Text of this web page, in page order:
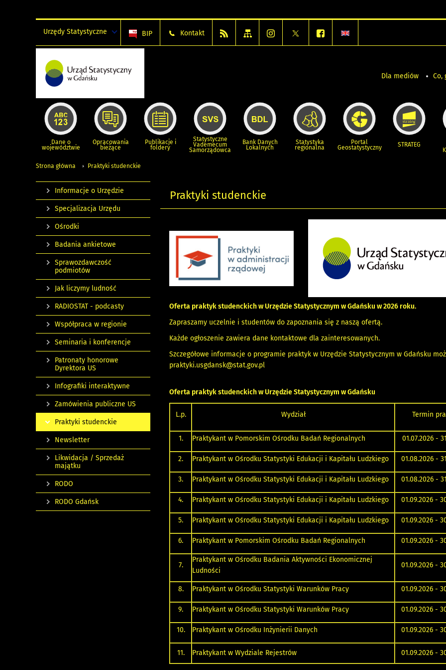
Urzędy Statystyczne BIP Kontakt
Dla mediów Co,
Dane o
województwie
Opracowania
bieżące
Publikacje i
foldery
Statystyczne
Vademecum
Samorządowca
Bank Danych
Lokalnych
Statystyka
regionalna
Portal
Geostatystyczny STRATEG
Strona główna Praktyki studenckie
Praktyki studenckie
Oferta praktyk studenckich w Urzędzie Statystycznym w Gdańsku w 2026 roku.
Zapraszamy uczelnie i studentów do zapoznania się z naszą ofertą.
Każde ogłoszenie zawiera dane kontaktowe dla zainteresowanych.
Szczegółowe informacje o programie praktyk w Urzędzie Statystycznym w Gdańsku
praktyki.usgdansk@stat.gov.pl
Oferta praktyk studenckich w Urzędzie Statystycznym w Gdańsku
L.p. Wydział Termin
1. Praktykant w Pomorskim Ośrodku Badań Regionalnych 01.07.2026 -
2. Praktykant w Ośrodku Statystyki Edukacji i Kapitału Ludzkiego 01.08.2026 -
3. Praktykant w Ośrodku Statystyki Edukacji i Kapitału Ludzkiego 01.08.2026 -
4. Praktykant w Ośrodku Statystyki Edukacji i Kapitału Ludzkiego 01.09.2026 -
5. Praktykant w Ośrodku Statystyki Edukacji i Kapitału Ludzkiego 01.09.2026 -
6. Praktykant w Pomorskim Ośrodku Badań Regionalnych 01.09.2026 -
7.
Praktykant w Ośrodku Badania Aktywności Ekonomicznej
Ludności
01.09.2026 -
8. Praktykant w Ośrodku Statystyki Warunków Pracy 01.09.2026 -
9. Praktykant w Ośrodku Statystyki Warunków Pracy 01.09.2026 -
10. Praktykant w Ośrodku Inżynierii Danych 01.09.2026 -
11. Praktykant w Wydziale Rejestrów 01.09.2026 -
Informacje o Urzędzie
Specjalizacja Urzędu
Ośrodki
Badania ankietowe
Sprawozdawczość
podmiotów
Jak liczymy ludność
RADIOSTAT - podcasty
Współpraca w regionie
Seminaria i konferencje
Patronaty honorowe
Dyrektora US
Infografiki interaktywne
Zamówienia publiczne US
Praktyki studenckie
Newsletter
Likwidacja / Sprzedaż
majątku
RODO
RODO Gdańsk